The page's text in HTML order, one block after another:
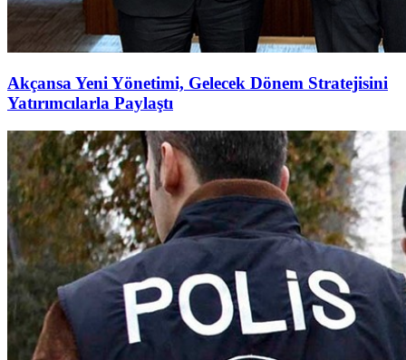
Akçansa Yeni Yönetimi, Gelecek Dönem Stratejisini
Yatırımcılarla Paylaştı